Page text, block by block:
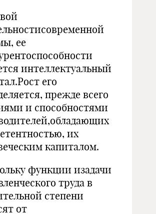
ее
интеллектуальный
его
прежде всего
и способностями
их
капиталом.
функции изадачи
труда в
степени
от